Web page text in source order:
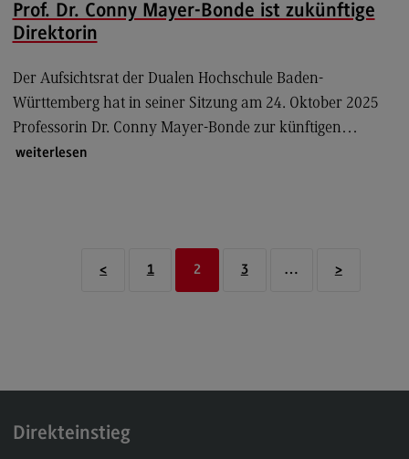
Über uns
European University
(External link)
International Office
Erasmus+
Englischsprachiger MBA
Interessensvertretungen
Familiengerechte Hochschule
Prof. Dr. Conny Mayer-Bonde ist zukünftige
Direktorin
Der Aufsichtsrat der Dualen Hochschule Baden-
Württemberg hat in seiner Sitzung am 24. Oktober 2025
Professorin Dr. Conny Mayer-Bonde zur künftigen…
weiterlesen
< 1 2 3 … >
Direkteinstieg